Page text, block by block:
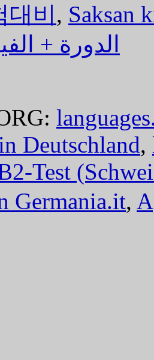
대비, Saksan
الدورة +
Deutschland,
Test
Germania.it,